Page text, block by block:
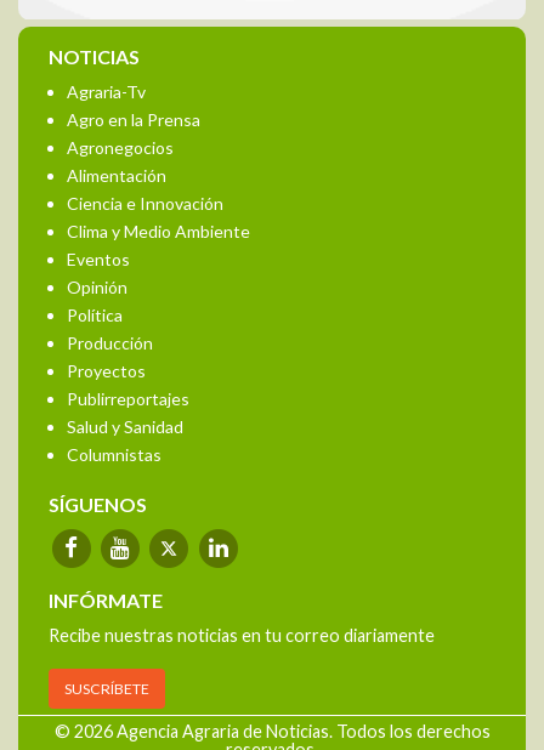
NOTICIAS
Agraria-Tv
Agro en la Prensa
Agronegocios
Alimentación
Ciencia e Innovación
Clima y Medio Ambiente
Eventos
Opinión
Política
Producción
Proyectos
Publirreportajes
Salud y Sanidad
Columnistas
SÍGUENOS
INFÓRMATE
Recibe nuestras noticias en tu correo diariamente
SUSCRÍBETE
© 2026 Agencia Agraria de Noticias. Todos los derechos